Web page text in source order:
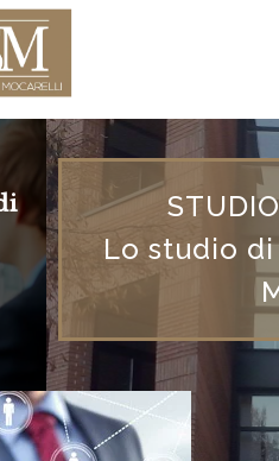
MOCARELLI
commercialisti a
Merate